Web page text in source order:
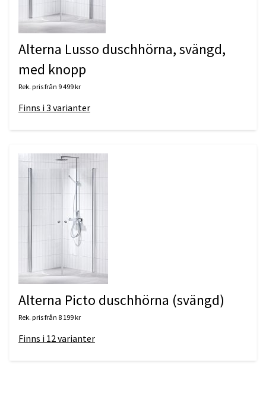
Alterna Lusso duschhörna, svängd,
med knopp
Rek. pris från 9 499 kr
Finns i3 varianter
Alterna Picto duschhörna (svängd)
Rek. pris från 8 199 kr
Finns i 12varianter